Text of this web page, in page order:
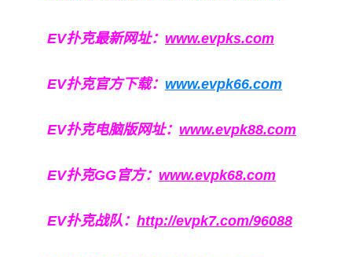
EV扑克最新网址： www.evpks.com
EV扑克官方下载： www.evpk66.com
EV扑克电脑版网址： www.evpk88.com
EV扑克GG官方： www.evpk68.com
EV扑克战队： http://evpk7.com/96088